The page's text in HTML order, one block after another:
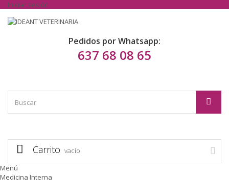
Iniciar sesión
Pedidos por Whatsapp:
637 68 08 65
Carrito vacío
Menú
Medicina Interna